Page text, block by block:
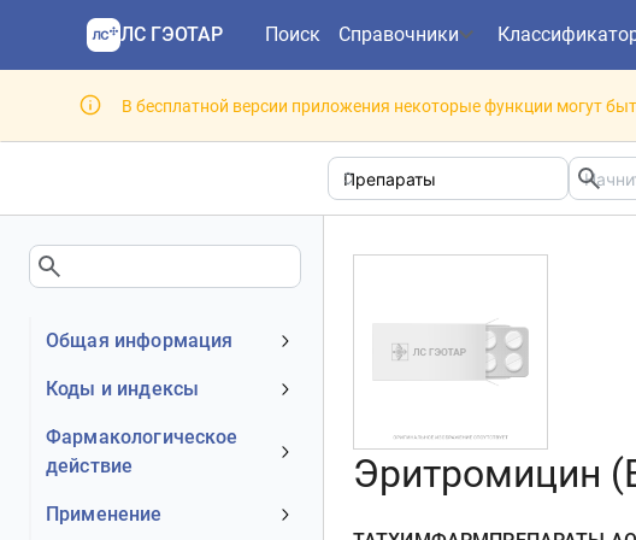
ЛС ГЭОТАР Поиск Справочники
В бесплатной версии приложения некоторые функции могут
Общая информация
Устаревшее наименование
Номер регистрационного
удостоверения РФ
Действующее вещество
Коды и индексы
АТХ код
МКБ-10 код
Фармакологическое
действие
Механизм действия
Применение
Эритромицин